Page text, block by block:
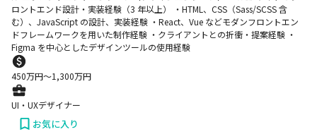
ロントエンド設計・実装経験（3 年以上） ・HTML、CSS（Sass/SCSS 含
む）、JavaScript の設計、実装経験 ・React、Vue などモダンフロントエン
ドフレームワークを用いた制作経験 ・クライアントとの折衝・提案経験 ・
Figma を中心としたデザインツールの使用経験
450万円〜1,300万円
UI・UXデザイナー
お気に入り